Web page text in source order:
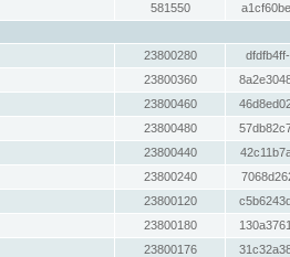
581550
23800280
23800360
23800460
23800480
23800440
23800240
23800120
23800180
23800176